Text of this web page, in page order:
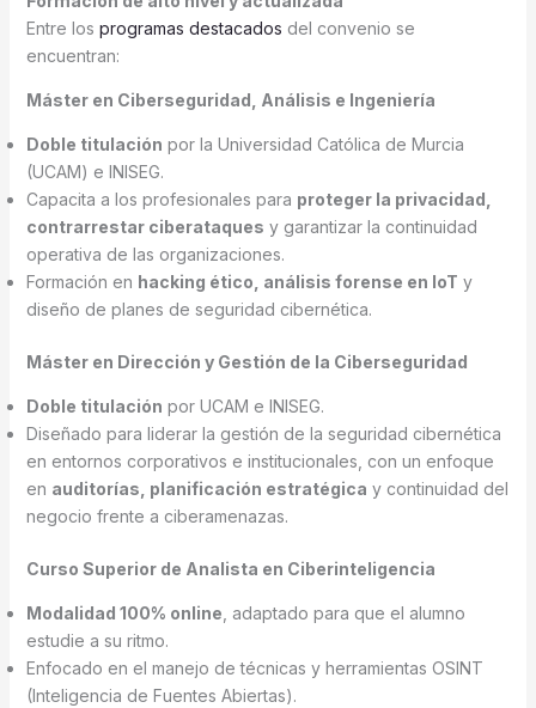
Entre los programas destacados del convenio se
encuentran:
Máster en Ciberseguridad, Análisis e Ingeniería
Doble titulación por la Universidad Católica de Murcia
(UCAM) e INISEG.
Capacita a los profesionales para proteger la privacidad,
contrarrestar ciberataques y garantizar la continuidad
operativa de las organizaciones.
Formación en hacking ético, análisis forense en IoT y
diseño de planes de seguridad cibernética.
Máster en Dirección y Gestión de la Ciberseguridad
Doble titulación por UCAM e INISEG.
Diseñado para liderar la gestión de la seguridad cibernética
en entornos corporativos e institucionales, con un enfoque
en auditorías, planificación estratégica y continuidad del
negocio frente a ciberamenazas.
Curso Superior de Analista en Ciberinteligencia
Modalidad 100% online , adaptado para que el alumno
estudie a su ritmo.
Enfocado en el manejo de técnicas y herramientas OSINT
(Inteligencia de Fuentes Abiertas).